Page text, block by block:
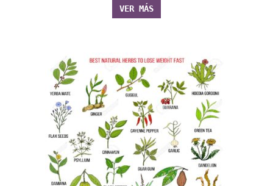
VER MÁS